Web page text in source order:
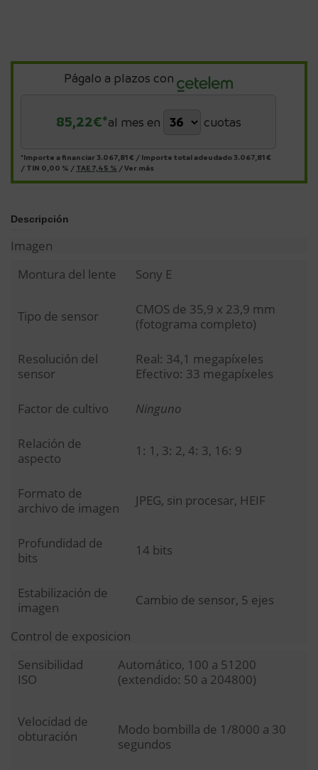
Págalo a plazos con
85,22€*al mes en cuotas
*Importe a financiar 3.067,81 € / Importe total adeudado3.067,81 €
/ TIN 0,00 % / TAE 7,45 % /Ver más
Descripción
Imagen
Montura del lente
Sony E
Tipo de sensor
CMOS de 35,9 x 23,9 mm
(fotograma completo)
Resolución del
sensor
Real: 34,1 megapíxeles
Efectivo: 33 megapíxeles
Factor de cultivo Ninguno
Relación de
aspecto
1: 1, 3: 2, 4: 3, 16: 9
Formato de
archivo de imagen
JPEG, sin procesar, HEIF
Profundidad de
bits
14 bits
Estabilización de
imagen
Cambio de sensor, 5 ejes
Control de exposicion
Sensibilidad
ISO
Automático, 100 a 51200
(extendido: 50 a 204800)
Velocidad de
obturación
Modo bombilla de 1/8000 a 30
segundos